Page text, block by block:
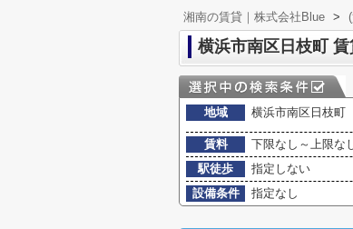
湘南の賃貸｜株式会社Blue >
横浜市南区日枝町
地域 横浜市南区日枝町
賃料 下限なし～上限な
駅徒歩
指定しない
設備条件
指定なし